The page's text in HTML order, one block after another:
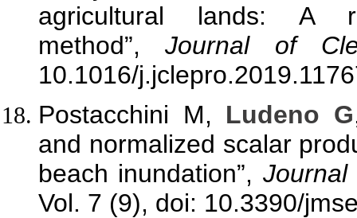
agricultural lands: A
method”,Journal of
10.1016/
Postacchini M, Ludeno G
and normalized scalar
beach inundation”, Journal
Vol. 7 (9), doi: 10.3390/